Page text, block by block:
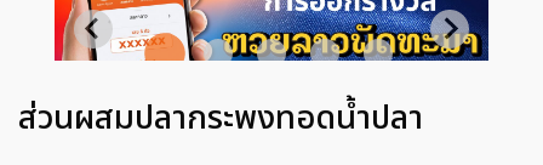
ส่วนผสมปลากระพงทอดน้ำปลา